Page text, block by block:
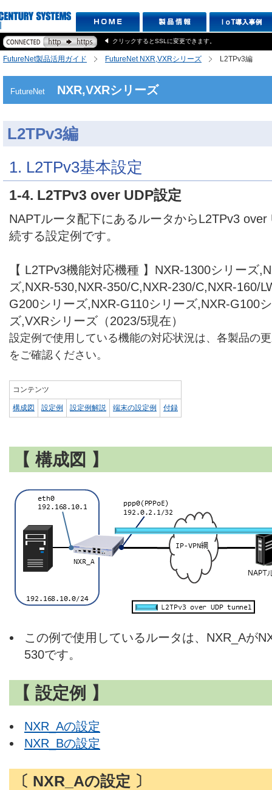
クリックするとSSLに変更できます。
FutureNet製品活用ガイド FutureNet NXR,VXRシリーズ L2TPv3編
FutureNet NXR,VXRシリーズ
L2TPv3編
1. L2TPv3基本設定
1-4. L2TPv3 over UDP設定
NAPTルータ配下にあるルータからL2TPv3
続する設定例です。
【 L2TPv3機能対応機種 】NXR-1300シリーズ
ズ,NXR-530,NXR-350/C,NXR-230/C,NXR-160/
G200シリーズ,NXR-G110シリーズ,NXR-G100
ズ,VXRシリーズ（2023/5現在）
設定例で使用している機能の対応状況は、各製品の
をご確認ください。
コンテンツ
構成図 設定例 設定例解説 端末の設定例 付録
【 構成図 】
この例で使用しているルータは、NXR_Aが
530です。
【 設定例 】
NXR_Aの設定
NXR_Bの設定
〔 NXR_Aの設定 〕